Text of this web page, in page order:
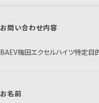
お問い合わせ内容
BAEV梅田エクセルハイツ特定目
お名前